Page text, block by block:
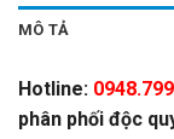
MÔ TẢ
Hotline:
phân phối độc